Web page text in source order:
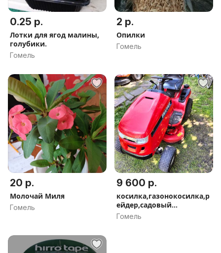
0.25 р.
Лотки для ягод малины,
голубики.
Гомель
2 р.
Опилки
Гомель
20 р.
Молочай Миля
Гомель
9 600 р.
косилка,газонокосилка,р
ейдер,садовый
трактор,мини
Гомель